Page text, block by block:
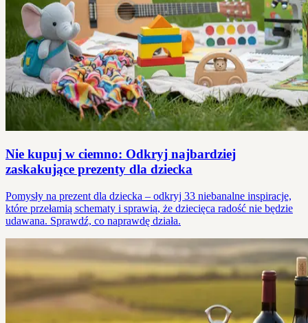
Nie kupuj w ciemno: Odkryj najbardziej
zaskakujące prezenty dla dziecka
Pomysły na prezent dla dziecka – odkryj 33 niebanalne inspiracje,
które przełamią schematy i sprawią, że dziecięca radość nie będzie
udawana. Sprawdź, co naprawdę działa.